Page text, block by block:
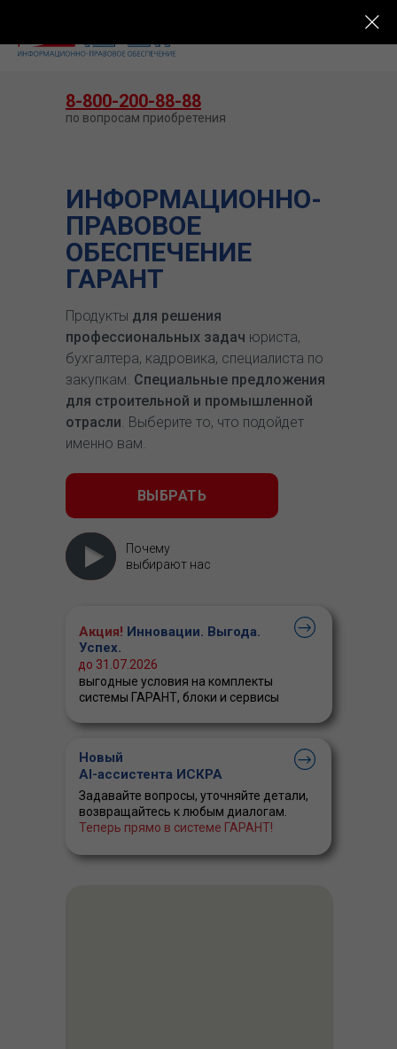
ИНФОРМАЦИОННО-
ПРАВОВОЕ
ОБЕСПЕЧЕНИЕ
ГАРАНТ
Продукты для решения
профессиональных задач юриста,
бухгалтера, кадровика, специалиста по
закупкам. Специальные предложения
для строительной и промышленной
отрасли. Выберите то, что подойдет
именно вам.
ВЫБРАТЬ
Почему
выбирают нас
Акция! Инновации. Выгода.
Успех.
выгодные условия на комплекты
системы ГАРАНТ, блоки и сервисы
до 31.07.2026
8-800-200-88-88
по вопросам приобретения
Новый
AI-ассистента ИСКРА
Задавайте вопросы, уточняйте детали,
возвращайтесь к любым диалогам.
Теперь прямо в системе ГАРАНТ!